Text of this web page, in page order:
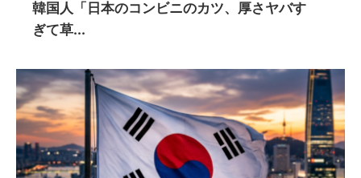
韓国人「日本のコンビニのカツ、厚さヤバす
ぎて草...